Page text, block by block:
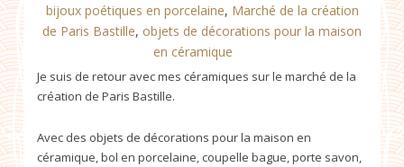
bijoux poétiques en porcelaine, Marché de la création
de Paris Bastille, objets de décorations pour la maison
en céramique
Je suis de retour avec mes céramiques sur le marché de la
création de Paris Bastille.
Avec des objets de décorations pour la maison en
céramique, bol en porcelaine, coupelle bague, porte savon,